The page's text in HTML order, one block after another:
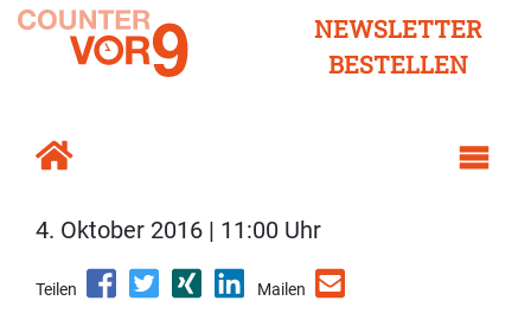
NEWSLETTER
BESTELLEN
4. Oktober 2016 | 11:00 Uhr
Teilen Mailen